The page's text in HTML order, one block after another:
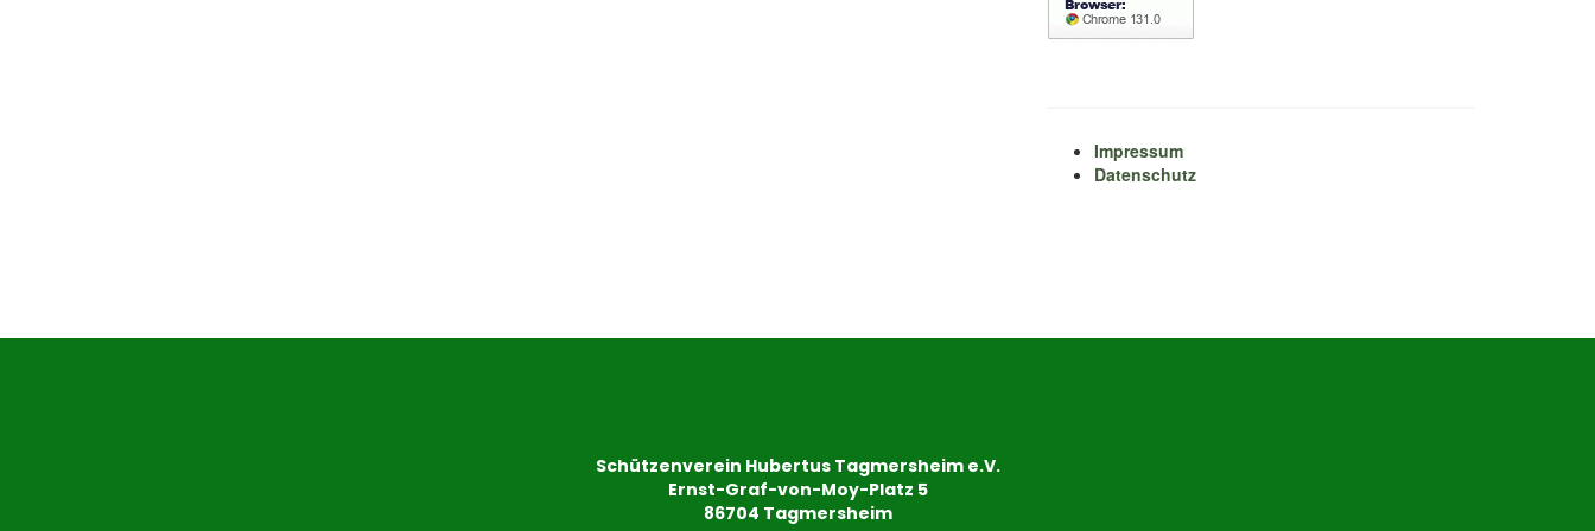
Impressum
Datenschutz
Schützenverein Hubertus Tagmersheim e.V.
Ernst-Graf-von-Moy-Platz 5
86704 Tagmersheim